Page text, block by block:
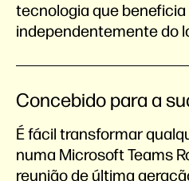
tecnologia que beneficia
independentemente do
Concebido para a
É fácil transformar
numa Microsoft Teams
reunião de última